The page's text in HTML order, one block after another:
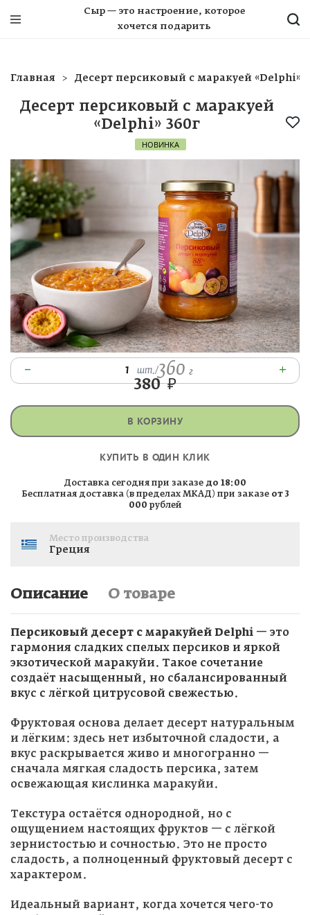
Сыр — это настроение, которое
хочется подарить
Главная Десерт персиковый с маракуей «Delphi»
Десерт персиковый с маракуей
«Delphi» 360г
НОВИНКА
– 1 шт. /360 г +
380₽
В КОРЗИНУ
КУПИТЬ В ОДИН КЛИК
Доставка сегодня при заказе до 18:00
Бесплатная доставка (в пределах МКАД) при заказе от 3
000 рублей
Место производства
Греция
Описание О товаре
Персиковый десерт с маракуйей Delphi — это
гармония сладких спелых персиков и яркой
экзотической маракуйи. Такое сочетание
создаёт насыщенный, но сбалансированный
вкус с лёгкой цитрусовой свежестью.
Фруктовая основа делает десерт натуральным
и лёгким: здесь нет избыточной сладости, а
вкус раскрывается живо и многогранно —
сначала мягкая сладость персика, затем
освежающая кислинка маракуйи.
Текстура остаётся однородной, но с
ощущением настоящих фруктов — с лёгкой
зернистостью и сочностью. Это не просто
сладость, а полноценный фруктовый десерт с
характером.
Идеальный вариант, когда хочется чего-то